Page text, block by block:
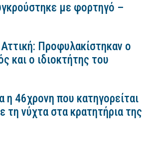
με φορτηγό –
Προφυλακίστηκαν ο
και ο ιδιοκτήτης του
η 46χρονη που κατηγορείται
τη νύχτα στα κρατητήρια της